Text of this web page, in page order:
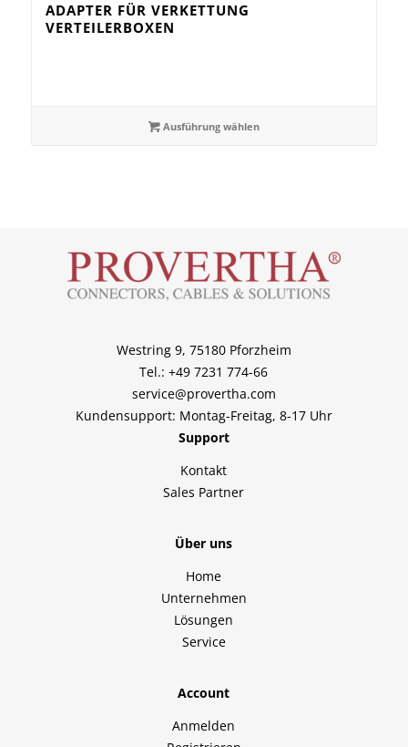
ADAPTER FÜR VERKETTUNG
VERTEILERBOXEN
Ausführung wählen
Westring 9, 75180 Pforzheim
Tel.: +49 7231 774-66
service@provertha.com
Kundensupport: Montag-Freitag, 8-17 Uhr
Support
Kontakt
Sales Partner
Über uns
Home
Unternehmen
Lösungen
Service
Account
Anmelden